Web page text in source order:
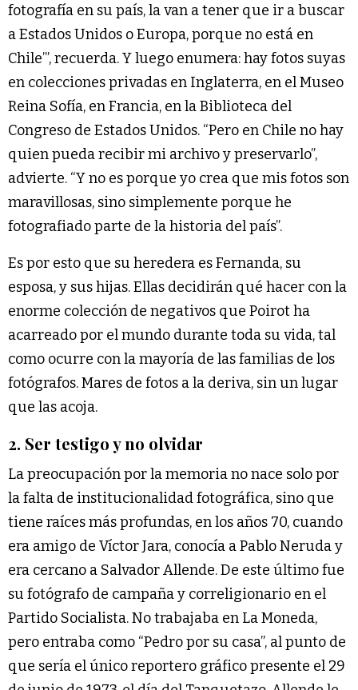
fotografía en su país, la van a tener que ir a buscar
a Estados Unidos o Europa, porque no está en
Chile’”, recuerda. Y luego enumera: hay fotos suyas
en colecciones privadas en Inglaterra, en el Museo
Reina Sofía, en Francia, en la Biblioteca del
Congreso de Estados Unidos. “Pero en Chile no hay
quien pueda recibir mi archivo y preservarlo”,
advierte. “Y no es porque yo crea que mis fotos son
maravillosas, sino simplemente porque he
fotografiado parte de la historia del país”.
Es por esto que su heredera es Fernanda, su
esposa, y sus hijas. Ellas decidirán qué hacer con la
enorme colección de negativos que Poirot ha
acarreado por el mundo durante toda su vida, tal
como ocurre con la mayoría de las familias de los
fotógrafos. Mares de fotos a la deriva, sin un lugar
que las acoja.
2. Ser testigo y no olvidar
La preocupación por la memoria no nace solo por
la falta de institucionalidad fotográfica, sino que
tiene raíces más profundas, en los años 70, cuando
era amigo de Víctor Jara, conocía a Pablo Neruda y
era cercano a Salvador Allende. De este último fue
su fotógrafo de campaña y correligionario en el
Partido Socialista. No trabajaba en La Moneda,
pero entraba como “Pedro por su casa”, al punto de
que sería el único reportero gráfico presente el 29